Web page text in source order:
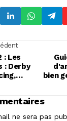
: Les
: Derby
bien
ne sera pas